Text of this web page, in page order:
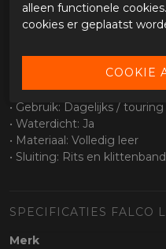
• Waterdicht membraan
• Geschikt voor wisselende
• Type laars: Dames / touring
• Gebruik: Dagelijks / touring
• Waterdicht: Ja
• Materiaal: Volledig leer
• Sluiting: Rits en klittenband
SPECIFICATIES FALCO
Merk
alleen functionele
cookies er geplaatst